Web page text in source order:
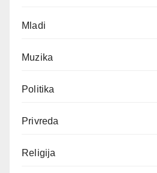
Mladi
Muzika
Politika
Privreda
Religija